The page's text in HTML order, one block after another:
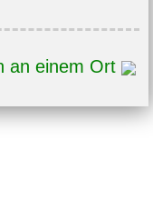
an einem Ort